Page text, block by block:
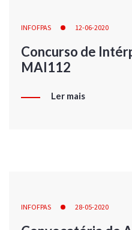
INFOFPAS 12-06-2020
Concurso de
MAI112
Ler mais
INFOFPAS 28-05-2020